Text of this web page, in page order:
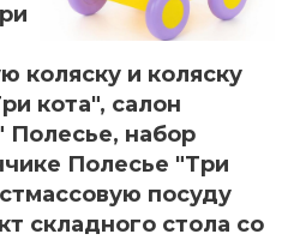
коляску и коляску
кота", салон
Полесье, набор
Полесье "Три
посуду
складного стола со